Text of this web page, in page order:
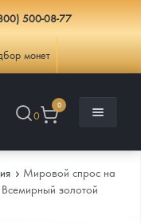
500-08-77
монет
0
0
Мировой спрос на
золотой